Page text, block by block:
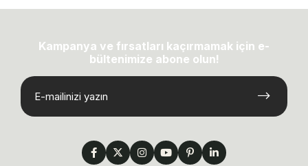
Kampanya ve fırsatları kaçırmamak için e-
bültenimize abone olun!